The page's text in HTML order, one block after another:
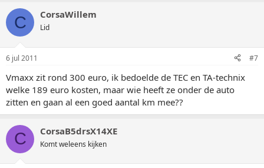
C CorsaWillem
Lid
6 jul 2011 #7
Vmaxx zit rond 300 euro, ik bedoelde de TEC en TA-technix
welke 189 euro kosten, maar wie heeft ze onder de auto
zitten en gaan al een goed aantal km mee??
C CorsaB5drsX14XE
Komt weleens kijken